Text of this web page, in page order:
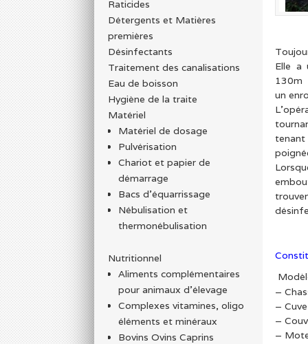
Elle a
130m
un
–
–
–
–
Raticides
Détergents et Matières
premières
Désinfectants
Traitement des canalisations
Eau de boisson
Hygiène de la traite
Matériel
Matériel de dosage
Pulvérisation
Chariot et papier de
démarrage
Bacs d'équarrissage
Nébulisation et
thermonébulisation
Nutritionnel
Aliments complémentaires
pour animaux d'élevage
Complexes vitamines, oligo
éléments et minéraux
Bovins Ovins Caprins